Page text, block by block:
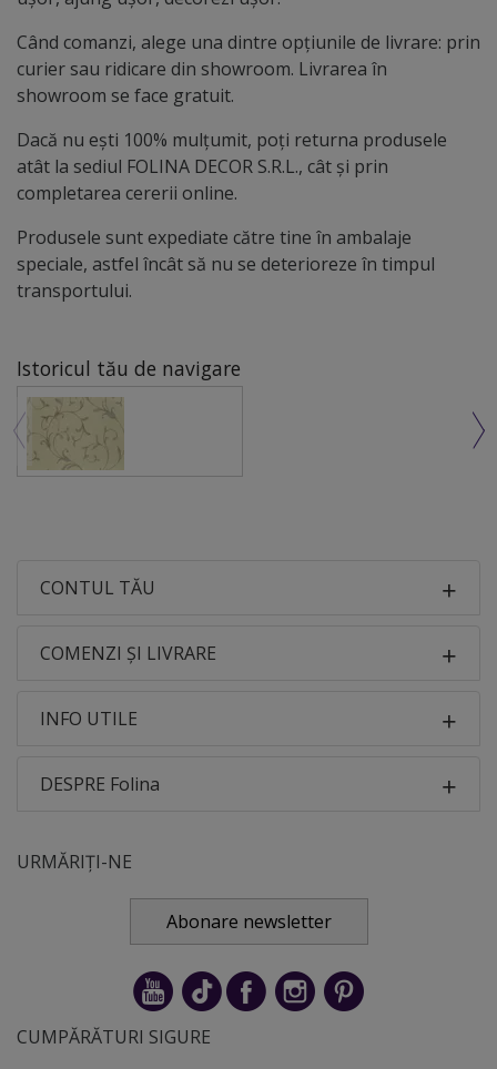
Când comanzi, alege una dintre opțiunile de livrare: prin
curier sau ridicare din showroom. Livrarea în
showroom se face gratuit.
Dacă nu ești 100% mulțumit, poți returna produsele
atât la sediul FOLINA DECOR S.R.L., cât și prin
completarea cererii online.
Produsele sunt expediate către tine în ambalaje
speciale, astfel încât să nu se deterioreze în timpul
transportului.
Istoricul tău de navigare
CONTUL TĂU
COMENZI ȘI LIVRARE
INFO UTILE
DESPRE Folina
URMĂRIȚI-NE
Abonare newsletter
CUMPĂRĂTURI SIGURE